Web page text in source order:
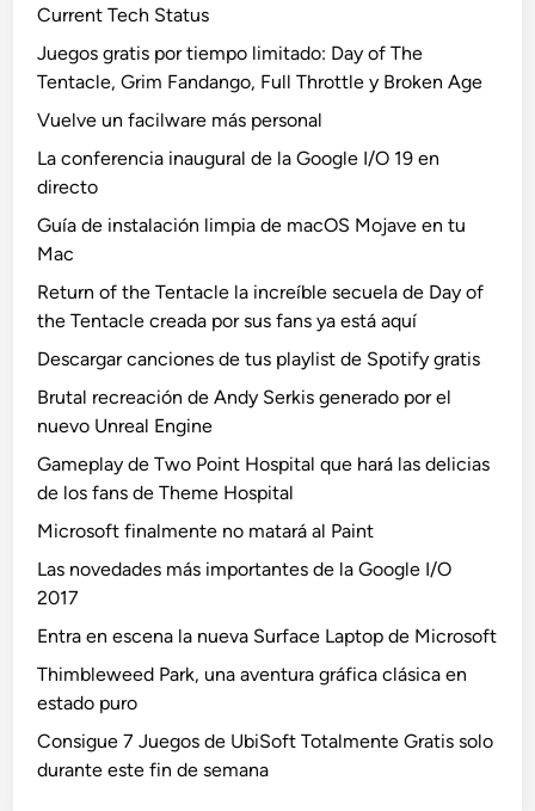
Current Tech Status
Juegos gratis por tiempo limitado: Day of The
Tentacle, Grim Fandango, Full Throttle y Broken Age
Vuelve un facilware más personal
La conferencia inaugural de la Google I/O 19 en
directo
Guía de instalación limpia de macOS Mojave en tu
Mac
Return of the Tentacle la increíble secuela de Day of
the Tentacle creada por sus fans ya está aquí
Descargar canciones de tus playlist de Spotify gratis
Brutal recreación de Andy Serkis generado por el
nuevo Unreal Engine
Gameplay de Two Point Hospital que hará las delicias
de los fans de Theme Hospital
Microsoft finalmente no matará al Paint
Las novedades más importantes de la Google I/O
2017
Entra en escena la nueva Surface Laptop de Microsoft
Thimbleweed Park, una aventura gráfica clásica en
estado puro
Consigue 7 Juegos de UbiSoft Totalmente Gratis solo
durante este fin de semana